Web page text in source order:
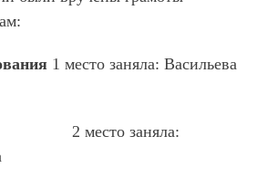
1 место заняла: Васильева
заняла: